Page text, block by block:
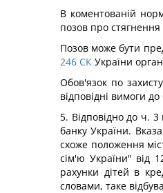
В коментованій
позов про стягнення
Позов може бути
246 СК України
Обов'язок по
відповідні вимоги
5. Відповідно до ч.
банку України.
схоже положення
сім'ю України" від
рахунки дітей в
словами, таке